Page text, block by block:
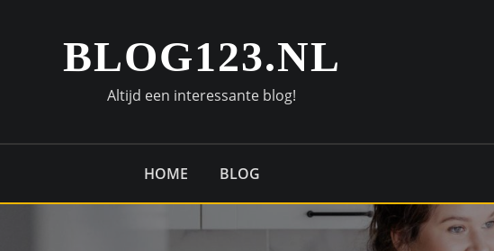
BLOG123.NL
Altijd een interessante blog!
HOME BLOG